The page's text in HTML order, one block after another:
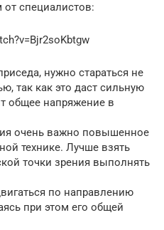
специалистов:
нужно стараться не
так как это даст сильную
общее напряжение в
очень важно повышенное
технике. Лучше взять
точки зрения выполнять
по направлению
при этом его общей